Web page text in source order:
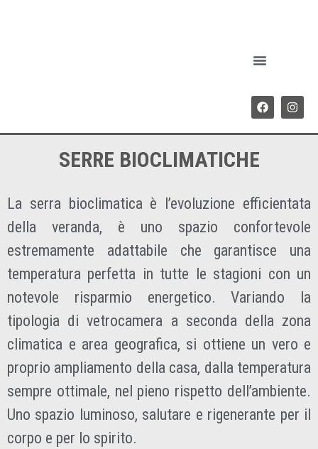
SERRE BIOCLIMATICHE
La serra bioclimatica è l’evoluzione efficientata
della veranda, è uno spazio confortevole
estremamente adattabile che garantisce una
temperatura perfetta in tutte le stagioni con un
notevole risparmio energetico. Variando la
tipologia di vetrocamera a seconda della zona
climatica e area geografica, si ottiene un vero e
proprio ampliamento della casa, dalla temperatura
sempre ottimale, nel pieno rispetto dell’ambiente.
Uno spazio luminoso, salutare e rigenerante per il
corpo e per lo spirito.